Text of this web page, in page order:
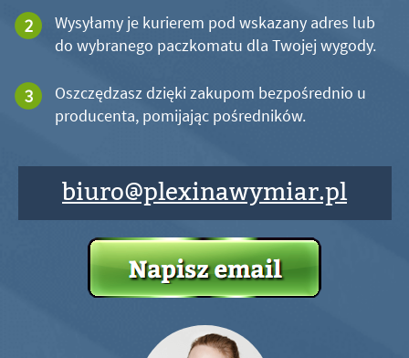
Wysyłamy je kurierem pod wskazany adres lub
do wybranego paczkomatu dla Twojej wygody.
Oszczędzasz dzięki zakupom bezpośrednio u
producenta, pomijając pośredników.
biuro@plexinawymiar.pl